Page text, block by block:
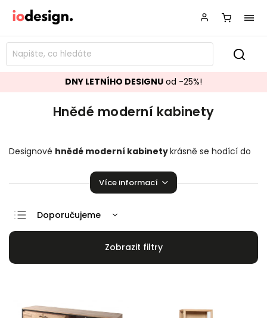
DNY LETNÍHO DESIGNU od -25%!
Hnědé moderní kabinety
Designové hnědé moderní kabinetykrásně se hodící do
zaručeně pozvednou úroveň vaší domácnosti!
Více informací
Doporučujeme
Nejlevnější